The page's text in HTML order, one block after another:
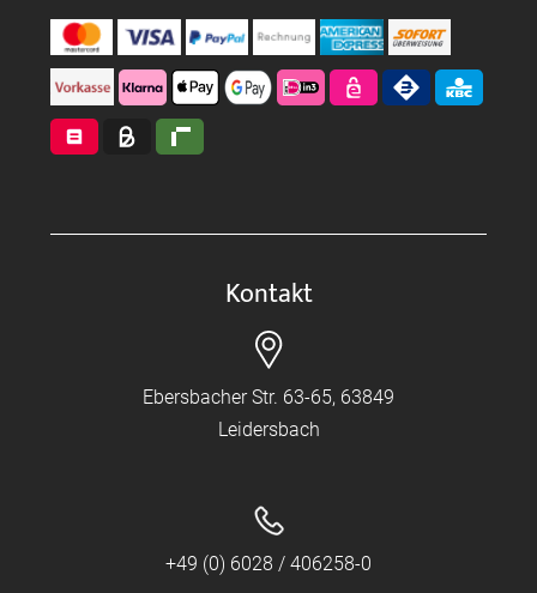
Kontakt
Ebersbacher Str. 63-65, 63849
Leidersbach
+49 (0) 6028 / 406258-0